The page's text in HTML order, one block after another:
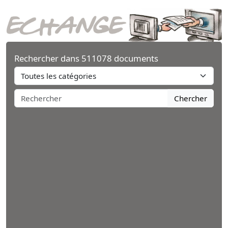
Rechercher dans 511078 documents
Chercher